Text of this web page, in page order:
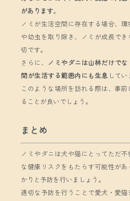
があります。
ノミが生活空間に存在する場合、
や幼虫を取り除き、ノミが成長で
切です。
さらに、 ノミやダニは山林だけで
間が生活する範囲内にも生息 して
このような場所を訪れる際は、事
ることが良いでしょう。
まとめ
ノミやダニは犬や猫にとってただ
な健康リスクをもたらす可能性が
かりと予防を行いましょう。
適切な予防を行うことで愛犬・愛